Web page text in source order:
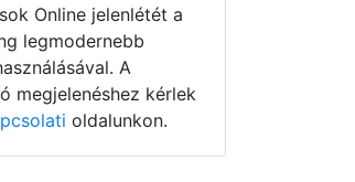
Online jelenlétét a
legmodernebb
A
megjelenéshez kérlek
oldalunkon.